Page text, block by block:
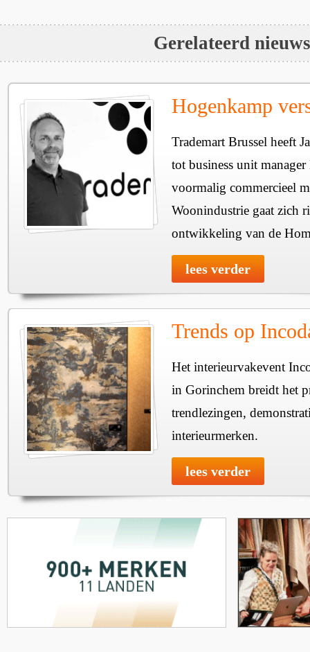
Gerelateerd nieuws
Hogenkamp
Trademart Brussel heeft
tot business unit
voormalig commercieel
Woonindustrie gaat zich
ontwikkeling van de
lees verder
Trends op
Het interieurvakevent
in Gorinchem breidt het
trendlezingen,
interieurmerken.
lees verder